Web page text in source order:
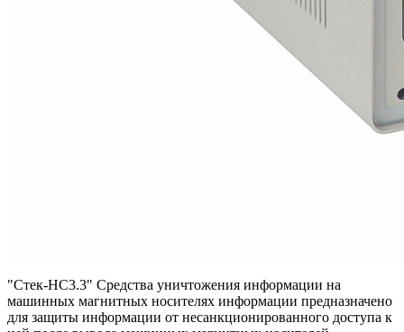
"Стек-НС3.3" Средства уничтожения информации на
машинных магнитных носителях информации предназначено
для защиты информации от несанкционированного доступа к